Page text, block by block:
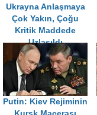
Ukrayna Anlaşmaya
Çok Yakın, Çoğu
Kritik Maddede
Uzlaşıldı
Putin: Kiev Rejiminin